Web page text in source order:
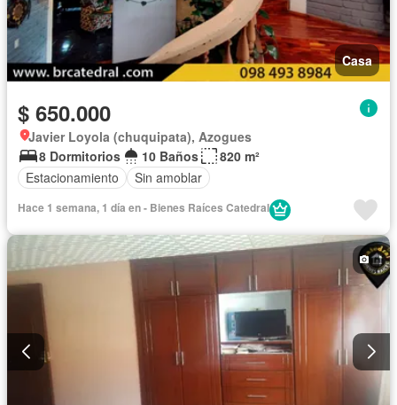
Casa
$ 650.000
Javier Loyola (chuquipata), Azogues
8 Dormitorios
10 Baños
820 m²
Estacionamiento
Sin amoblar
Hace 1 semana, 1 día en - Bienes Raíces Catedral